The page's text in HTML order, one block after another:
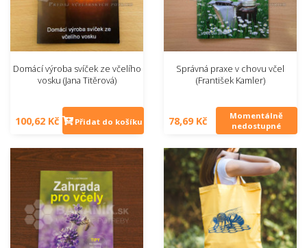
Domácí výroba svíček ze včelího
vosku (Jana Titěrová)
100,62 Kč Přidat do košíku
Správná praxe v chovu včel
(František Kamler)
78,69 Kč
Momentálně
nedostupné